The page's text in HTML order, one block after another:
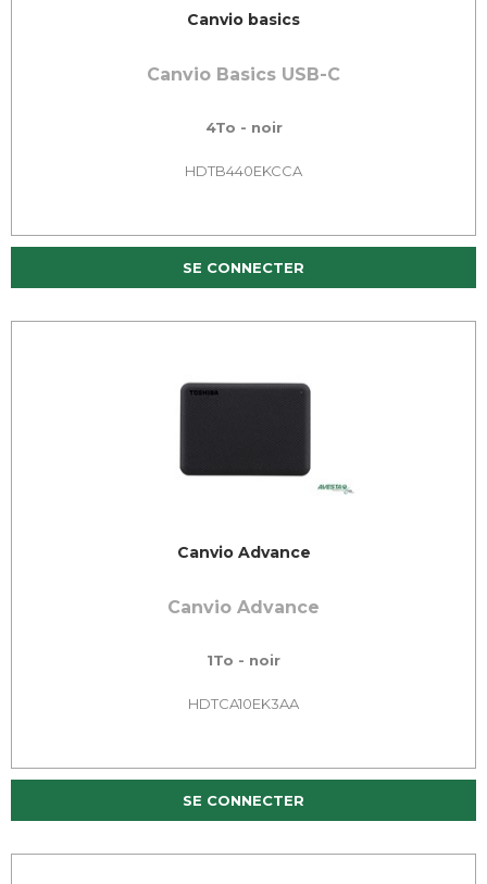
Canvio basics
Canvio Basics USB-C
4To - noir
HDTB440EKCCA
SE CONNECTER
Canvio Advance
Canvio Advance
1To - noir
HDTCA10EK3AA
SE CONNECTER